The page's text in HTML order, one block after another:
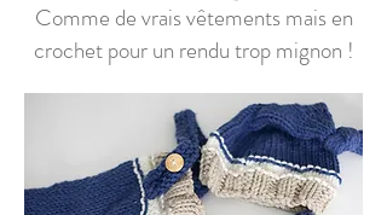
Comme de vrais vêtements mais en
crochet pour un rendu trop mignon !